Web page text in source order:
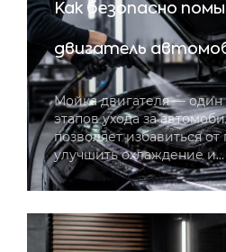
Как безопасно
двигатель
Мойка двигателя — один
этапов ухода за
позволяет избавиться
улучшить охлаждение и…